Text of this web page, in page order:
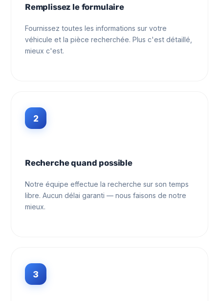
Remplissez le formulaire
Fournissez toutes les informations sur votre
véhicule et la pièce recherchée. Plus c'est détaillé,
mieux c'est.
2
Recherche quand possible
Notre équipe effectue la recherche sur son temps
libre. Aucun délai garanti — nous faisons de notre
mieux.
3